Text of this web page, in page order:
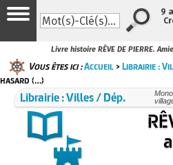
Livre histoire RÊVE DE PIERRE.
Vous êtes ici :Accueil >Librairie :
hasard (…)
Librairie : Villes / Dép.
9